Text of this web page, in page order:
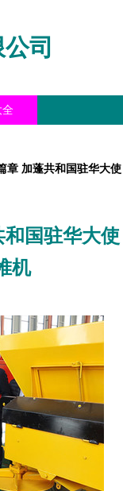
司
全
章 加蓬共和国驻华大使
国驻华大使
机